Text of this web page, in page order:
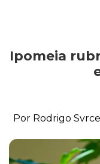
Ipomeia
Por Rodrigo